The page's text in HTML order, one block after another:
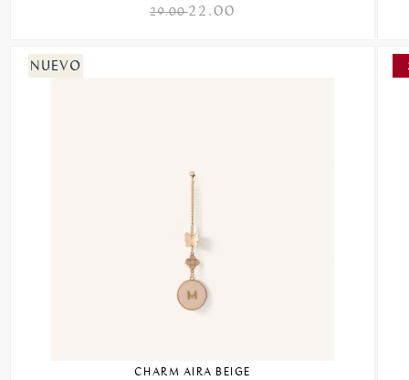
29.0022.00
CHARM AIRA BEIGE